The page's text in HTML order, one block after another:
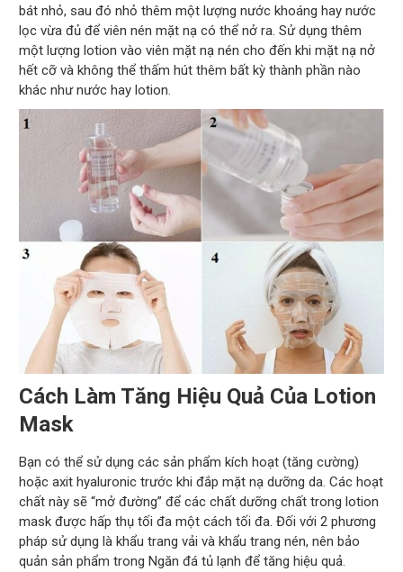
bát nhỏ, sau đó nhỏ thêm một lượng nước khoáng hay nước
lọc vừa đủ để viên nén mặt nạ có thể nở ra. Sử dụng thêm
một lượng lotion vào viên mặt nạ nén cho đến khi mặt nạ nở
hết cỡ và không thể thấm hút thêm bất kỳ thành phần nào
khác như nước hay lotion.
Cách Làm Tăng Hiệu Quả Của Lotion
Mask
Bạn có thể sử dụng các sản phẩm kích hoạt (tăng cường)
hoặc axit hyaluronic trước khi đắp mặt nạ dưỡng da. Các hoạt
chất này sẽ “mở đường” để các chất dưỡng chất trong lotion
mask được hấp thụ tối đa một cách tối đa. Đối với 2 phương
pháp sử dụng là khẩu trang vải và khẩu trang nén, nên bảo
quản sản phẩm trong Ngăn đá tủ lạnh để tăng hiệu quả.